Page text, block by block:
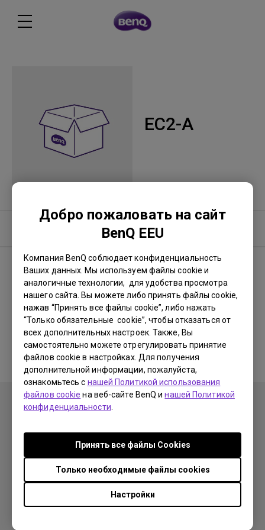
Добро пожаловать на сайт
BenQ EEU
Компания BenQ соблюдает конфиденциальность
Ваших данных. Мы используем файлы cookie и
аналогичные технологии, для удобства просмотра
нашего сайта. Вы можете либо принять файлы cookie,
нажав “Принять все файлы cookie”, либо нажать
“Только обязательные cookie”, чтобы отказаться от
всех дополнительных настроек. Также, Вы
самостоятельно можете отрегулировать принятие
файлов cookie в настройках. Для получения
дополнительной информации, пожалуйста,
ознакомьтесь с нашей Политикой использования
файлов cookie на веб-сайте BenQ инашей Политикой
конфиденциальности
Настройки
Только необходимые файлы cookies
Принять все файлы Сookies
EC2-A
Нет соответствующих
ответов на частые
вопросы
Мониторы
Образование
Бизнес